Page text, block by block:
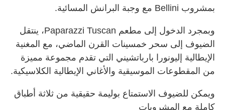
بمشروب Bellini مع وجبة البرانش المسائية.
وبمجرد الدخول إلى مطعم Paparazzi Tuscan، ينتقل
الضيوف إلى سحر خمسينات القرن الماضي، مع المغنية
الإيطالية إليونورا بارباتشيني التي تقدم مجموعة مميزة
من المقطوعات الموسيقية والأغاني الإيطالية الكلاسيكية.
ويمكن للضيوف الاستمتاع بوليمة حقيقية من ثلاثة أطباق
كاملة مع المشروبات